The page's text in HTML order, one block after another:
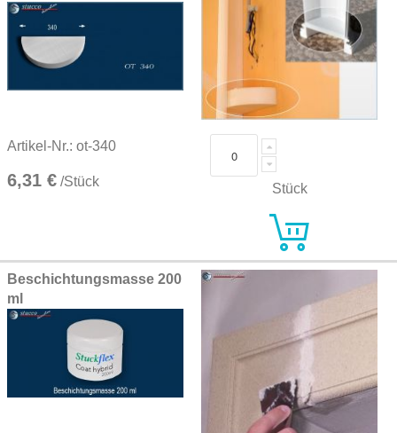
Artikel-Nr.: ot-340
6,31 € /Stück Stück
Beschichtungsmasse 200
ml